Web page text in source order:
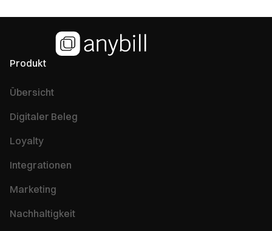
Produkt
Übersicht
Digitaler Beleg
Loyalty
Integrationen
Marketing
Nachhaltigkeit